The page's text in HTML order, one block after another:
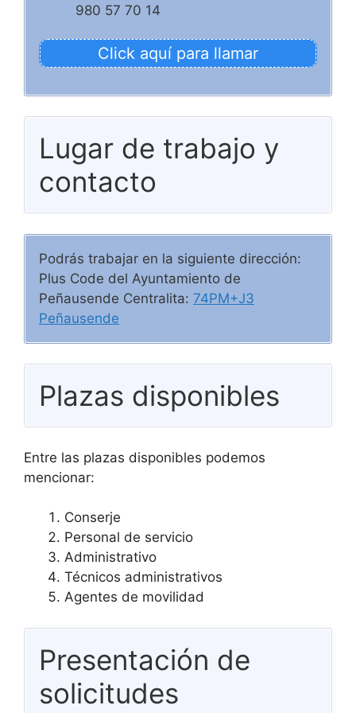
980 57 70 14
Click aquí para llamar
Lugar de trabajo y
contacto
Podrás trabajar en la siguiente dirección:
Plus Code del Ayuntamiento de
Peñausende Centralita: 74PM+J3
Peñausende
Plazas disponibles
Entre las plazas disponibles podemos
mencionar:
Conserje
Personal de servicio
Administrativo
Técnicos administrativos
Agentes de movilidad
Presentación de
solicitudes